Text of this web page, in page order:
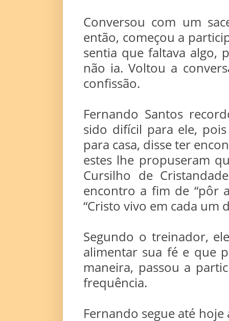
Conversou com um
então, começou a
sentia que faltava algo,
não ia. Voltou a
confissão.
Fernando Santos
sido difícil para ele,
para casa, disse ter
estes lhe propuseram
Cursilho de
encontro a fim de “pôr
“Cristo vivo em cada um
Segundo o treinador,
alimentar sua fé e que
maneira, passou a
frequência.
Fernando segue até